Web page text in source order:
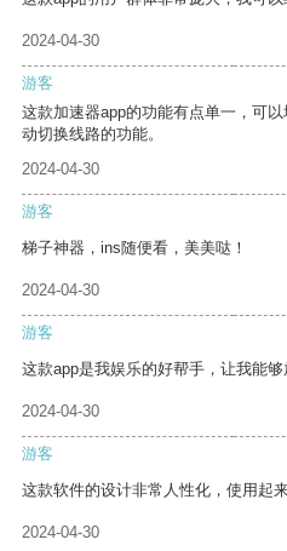
2024-04-30
游客
这款加速器app的功能有点单一，可
动切换线路的功能。
2024-04-30
游客
梯子神器，ins随便看，美美哒！
2024-04-30
游客
这款app是我娱乐的好帮手，让我能够
2024-04-30
游客
这款软件的设计非常人性化，使用起来
2024-04-30